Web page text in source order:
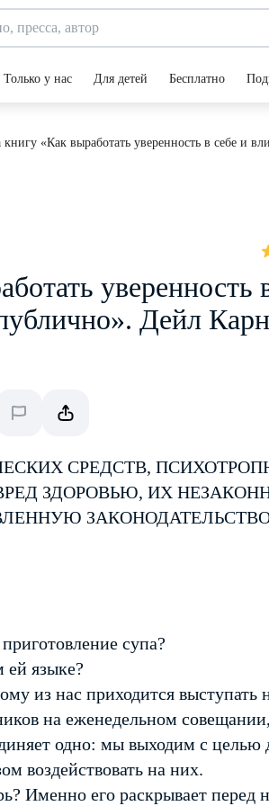
Только у нас Для детей Бесплатно
«Как выработать уверенность в себе и
уверенность
Дейл
СРЕДСТВ,
ЗДОРОВЬЮ, ИХ
супа?
ей языке?
из нас приходится выступать
на еженедельном
одно: мы выходим с целью
воздействовать на них.
Именно его раскрывает перед